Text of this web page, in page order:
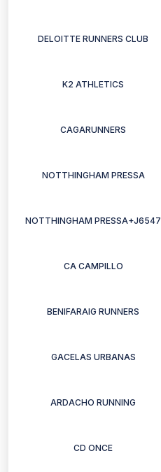
DELOITTE RUNNERS CLUB
K2 ATHLETICS
CAGARUNNERS
NOTTHINGHAM PRESSA
NOTTHINGHAM PRESSA+J6547
CA CAMPILLO
BENIFARAIG RUNNERS
GACELAS URBANAS
ARDACHO RUNNING
CD ONCE